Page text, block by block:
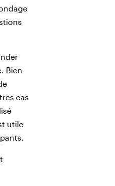
Bien
cas
utile